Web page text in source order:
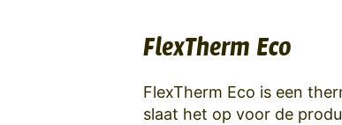
FlexTherm Eco
FlexTherm Eco is een
slaat het op voor de